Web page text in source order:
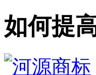
如何提